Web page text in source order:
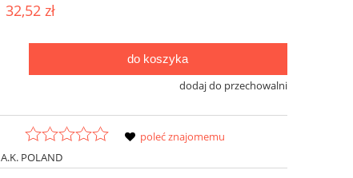
32,52 zł
do koszyka
dodaj do przechowalni
A.K. POLAND
poleć znajomemu